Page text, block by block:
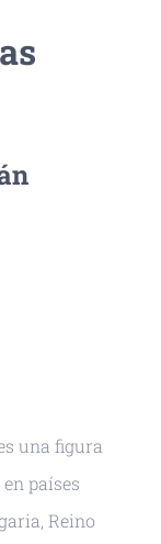
una figura
países
Reino